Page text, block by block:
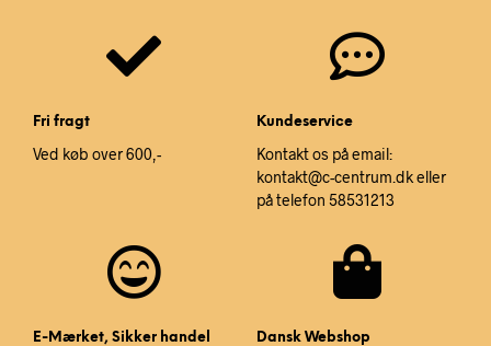
Fri fragt
Ved køb over 600,-
Kundeservice
Kontakt os på email:
kontakt@c-centrum.dk eller
på telefon 58531213
E-Mærket, Sikker handel Dansk Webshop